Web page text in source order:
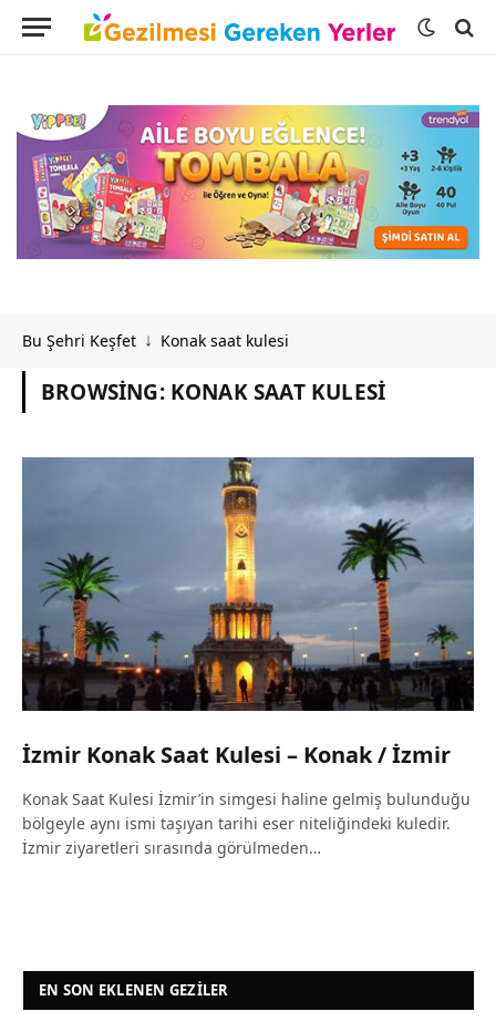
Bu Şehri Keşfet ↓ Konak saat kulesi
BROWSING: KONAK SAAT KULESI
İzmir Konak Saat Kulesi – Konak / İzmir
Konak Saat Kulesi İzmir’in simgesi haline gelmiş bulunduğu
bölgeyle aynı ismi taşıyan tarihi eser niteliğindeki kuledir.
İzmir ziyaretleri sırasında görülmeden…
EN SON EKLENEN GEZILER